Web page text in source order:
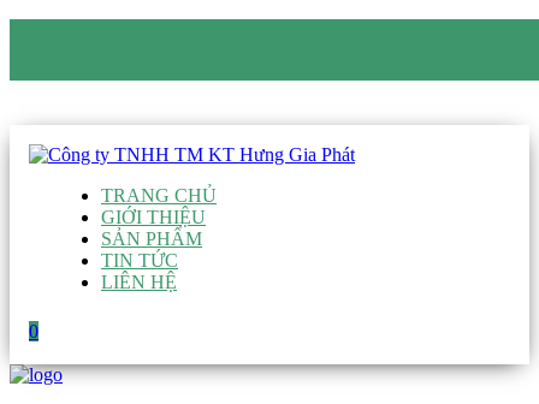
TRANG CHỦ
GIỚI THIỆU
SẢN PHẨM
TIN TỨC
LIÊN HỆ
0